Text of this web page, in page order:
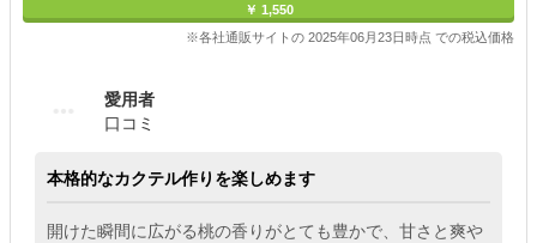
￥ 1,550
※各社通販サイトの 2025年06月23日時点 での税込価格
愛用者
口コミ
本格的なカクテル作りを楽しめます
開けた瞬間に広がる桃の香りがとても豊かで、甘さと爽や